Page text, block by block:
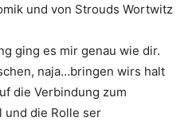
und von Strouds Wortwitz
ging es mir genau wie dir.
naja…bringen wirs halt
die Verbindung zum
und die Rolle ser